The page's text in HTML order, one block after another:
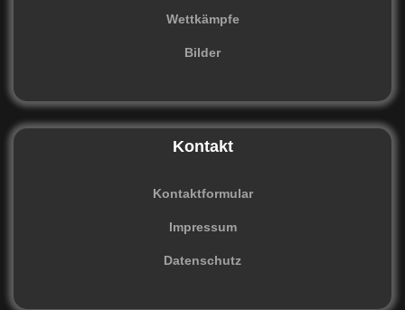
Wettkämpfe
Bilder
Kontakt
Kontaktformular
Impressum
Datenschutz